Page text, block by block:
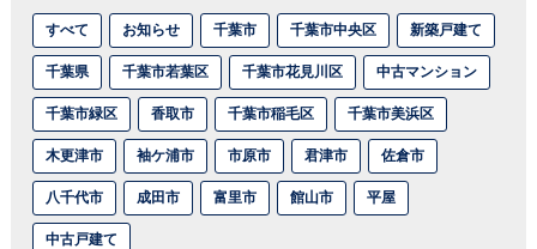
すべて お知らせ 千葉市 千葉市中央区 新築戸建て
千葉県 千葉市若葉区 千葉市花見川区 中古マンション
千葉市緑区 香取市 千葉市稲毛区 千葉市美浜区
木更津市 袖ケ浦市 市原市 君津市 佐倉市
八千代市 成田市 富里市 館山市 平屋
中古戸建て